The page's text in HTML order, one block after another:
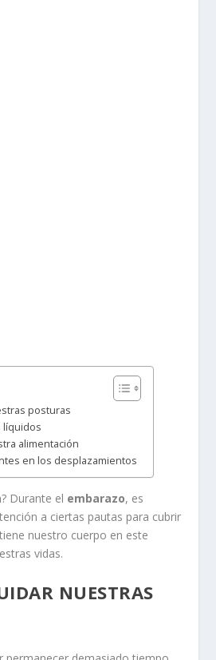
posturas
líquidos
alimentación
en los desplazamientos
? Durante el embarazo, es
a ciertas pautas para cubrir
nuestro cuerpo en este
vidas.
NUESTRAS